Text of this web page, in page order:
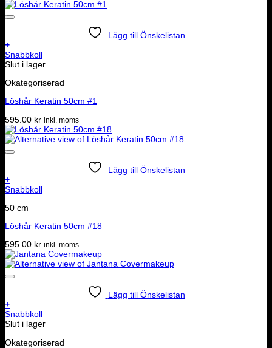
Lägg till Önskelistan
+
Snabbkoll
Slut i lager
Okategoriserad
Löshår Keratin 50cm #1
595.00 kr inkl. moms
Lägg till Önskelistan
+
Snabbkoll
50 cm
Löshår Keratin 50cm #18
595.00 kr inkl. moms
Lägg till Önskelistan
+
Snabbkoll
Slut i lager
Okategoriserad